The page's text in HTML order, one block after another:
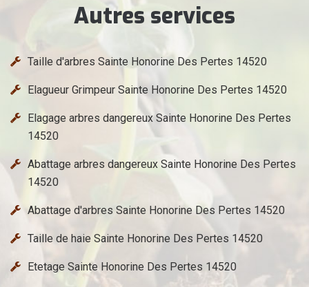
Autres services
Taille d'arbres Sainte Honorine Des Pertes 14520
Elagueur Grimpeur Sainte Honorine Des Pertes 14520
Elagage arbres dangereux Sainte Honorine Des Pertes
14520
Abattage arbres dangereux Sainte Honorine Des Pertes
14520
Abattage d'arbres Sainte Honorine Des Pertes 14520
Taille de haie Sainte Honorine Des Pertes 14520
Etetage Sainte Honorine Des Pertes 14520